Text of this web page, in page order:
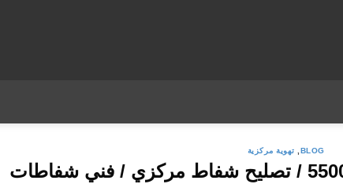
BLOG تهوية مركزية
تركيب شفاط السرة / 55009328 / تصليح شفاط مركزي / فني شفاطات